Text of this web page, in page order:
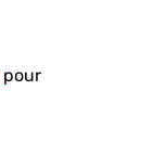
pour